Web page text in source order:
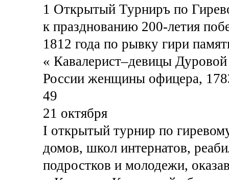
1 Открытый Турниръ по
к празднованию 200-летия
1812 года по рывку гири
« Кавалерист–девицы
России женщины офицера,
49
21 октября
I открытый турнир по
домов, школ интернатов,
подростков и молодежи,